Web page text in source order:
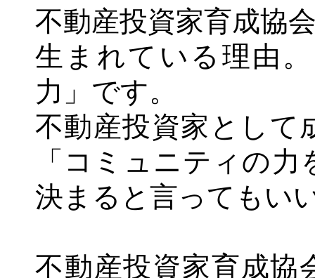
不動産投資家育成協
生まれている理由
力」です。
不動産投資家として
「コミュニティの
決まると言ってもい
不動産投資家育成協